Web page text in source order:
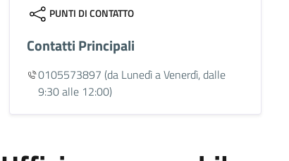
PUNTI DI CONTATTO
Contatti Principali
0105573897 (da Lunedì a Venerdì, dalle
9:30 alle 12:00)